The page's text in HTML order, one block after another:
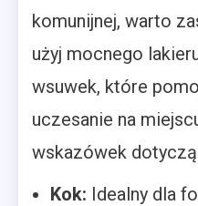
komunijnej, warto
użyj mocnego
wsuwek, które
uczesanie na
wskazówek
Kok: Idealny dla